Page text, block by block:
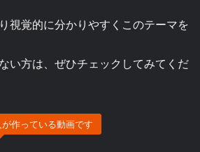
視覚的に分かりやすくこのテーマを
い方は、ぜひチェックしてみてくだ
作っている動画です